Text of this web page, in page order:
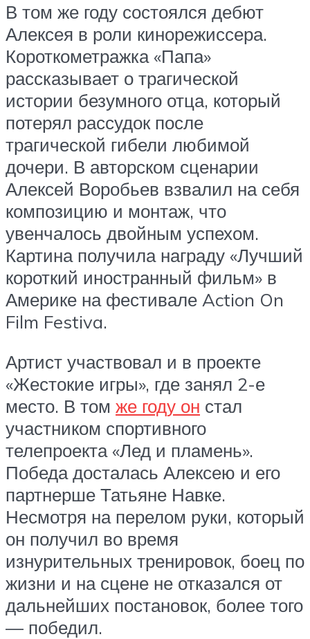
В том же году состоялся дебют
Алексея в роли кинорежиссера.
Короткометражка «Папа»
рассказывает о трагической
истории безумного отца, который
потерял рассудок после
трагической гибели любимой
дочери. В авторском сценарии
Алексей Воробьев взвалил на себя
композицию и монтаж, что
увенчалось двойным успехом.
Картина получила награду «Лучший
короткий иностранный фильм» в
Америке на фестивале Action On
Film Festiva.
Артист участвовал и в проекте
«Жестокие игры», где занял 2-е
место. В том же году он стал
участником спортивного
телепроекта «Лед и пламень».
Победа досталась Алексею и его
партнерше Татьяне Навке.
Несмотря на перелом руки, который
он получил во время
изнурительных тренировок, боец по
жизни и на сцене не отказался от
дальнейших постановок, более того
— победил.